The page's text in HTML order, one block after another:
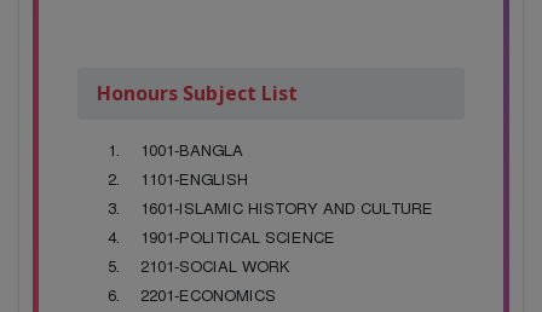
Honours Subject List
1001-BANGLA
1101-ENGLISH
1601-ISLAMIC HISTORY AND CULTURE
1901-POLITICAL SCIENCE
2101-SOCIAL WORK
2201-ECONOMICS